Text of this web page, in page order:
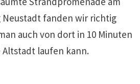
Neustadt fanden wir richtig
auch von dort in 10 Minuten
Altstadt laufen kann.